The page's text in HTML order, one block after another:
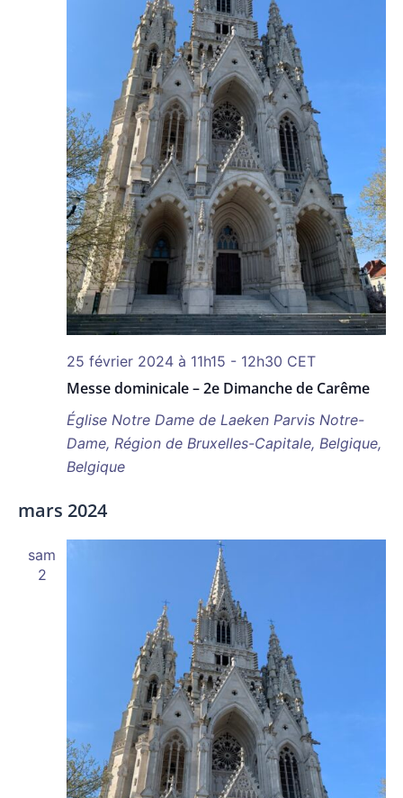
Messe dominicale – 2e Dimanche de Carême
25 février 2024 à 11h15 - 12h30 CET
Église Notre Dame de Laeken Parvis Notre-
Dame, Région de Bruxelles-Capitale, Belgique,
Belgique
mars 2024
sam
2